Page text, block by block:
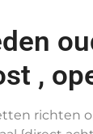
,
richten